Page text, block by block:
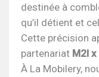
destinée à
qu’il détient et
Cette précision
partenariat M2I
À La Mobilery,